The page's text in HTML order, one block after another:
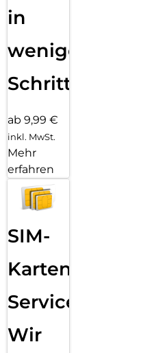
in
wenigen
Schritten
ab 9,99 €
inkl. MwSt.
Mehr
erfahren
SIM-
Karten
Service:
Wir